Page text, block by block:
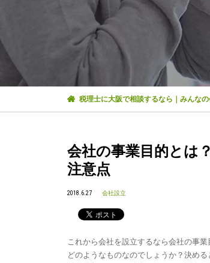
税理士に大阪で相談するなら｜みんな
会社の事業目的とは
注意点
2018.6.27 会社設立
これから会社を設立するなら会社の事
どのようなものなのでしょうか？決め